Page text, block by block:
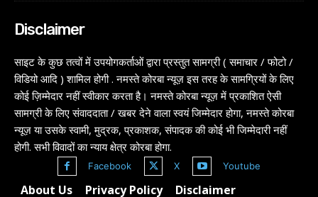
Disclaimer
साइट के कुछ तत्वों में उपयोगकर्ताओं द्वारा प्रस्तुत सामग्री ( समाचार / फोटो /
विडियो आदि ) शामिल होगी . नमस्ते कोरबा न्यूज़ इस तरह के सामग्रियों के लिए
कोई ज़िम्मेदार नहीं स्वीकार करता है। नमस्ते कोरबा न्यूज़ में प्रकाशित ऐसी
सामग्री के लिए संवाददाता / खबर देने वाला स्वयं जिम्मेदार होगा, नमस्ते कोरबा
न्यूज़ या उसके स्वामी, मुद्रक, प्रकाशक, संपादक की कोई भी जिम्मेदारी नहीं
होगी. सभी विवादों का न्याय क्षेत्र कोरबा होगा.
Facebook X Youtube
About Us Privacy Policy Disclaimer